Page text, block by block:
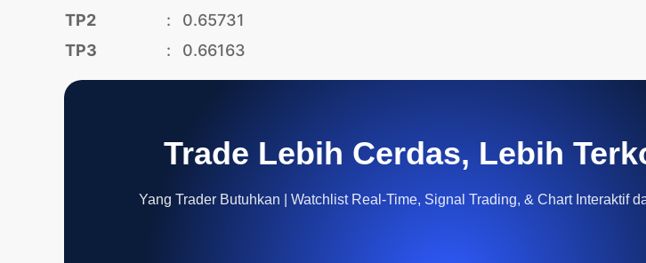
TP2
:
0.65731
TP3
: 0.66163
Trade Lebih Cerdas, Lebih
Yang Trader Butuhkan | Watchlist Real-Time, Signal Trading, & Chart Interaktif